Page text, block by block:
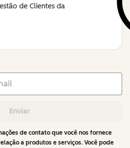
de Clientes da
Enviar
de contato que você nos fornece
a produtos e serviços. Você pode